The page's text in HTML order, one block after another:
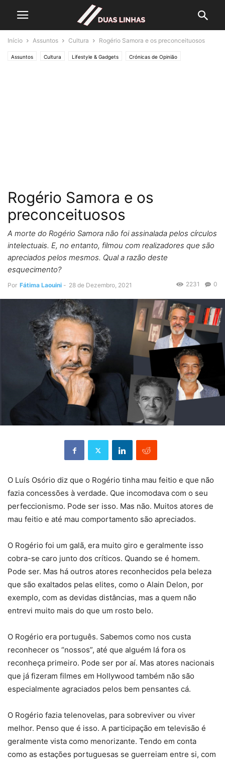
Início Assuntos Cultura Rogério Samora e os preconceituosos
Assuntos Cultura Lifestyle & Gadgets Crónicas de Opinião
Rogério Samora e os
preconceituosos
A morte do Rogério Samora não foi assinalada pelos círculos
intelectuais. E, no entanto, filmou com realizadores que são
apreciados pelos mesmos. Qual a razão deste
esquecimento?
Por Fátima Laouini - 28 de Dezembro, 2021 0
2231
O Luís Osório diz que o Rogério tinha mau feitio e que não
fazia concessões à verdade. Que incomodava com o seu
perfeccionismo. Pode ser isso. Mas não. Muitos atores de
mau feitio e até mau comportamento são apreciados.
O Rogério foi um galã, era muito giro e geralmente isso
cobra-se caro junto dos críticos. Quando se é homem.
Pode ser. Mas há outros atores reconhecidos pela beleza
que são exaltados pelas elites, como o Alain Delon, por
exemplo, com as devidas distâncias, mas a quem não
entrevi muito mais do que um rosto belo.
O Rogério era português. Sabemos como nos custa
reconhecer os “nossos”, até que alguém lá fora os
reconheça primeiro. Pode ser por aí. Mas atores nacionais
que já fizeram filmes em Hollywood também não são
especialmente agraciados pelos bem pensantes cá.
O Rogério fazia telenovelas, para sobreviver ou viver
melhor. Penso que é isso. A participação em televisão é
geralmente vista como menorizante. Tendo em conta
como as estações portuguesas se guerreiam entre si, com